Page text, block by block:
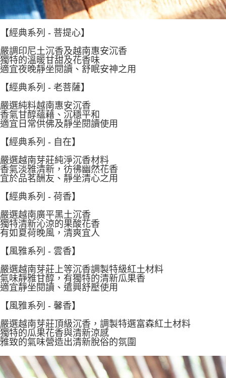
【經典系列 - 菩提心】
嚴調印尼土沉香及越南惠安沉香
獨特的溫暖甘甜及花香味
適宜夜晚靜坐閱讀、舒眠安神之用
【經典系列 - 老菩薩】
嚴選純料越南惠安沉香
香氣甘醇蘊藉、沉穩平和
適宜日常供佛及靜坐閱讀使用
【經典系列 - 自在】
嚴選越南芽莊純淨沉香材料
香氣淡雅清新，彷彿幽然花香
宜於品茗酬友、靜坐清心之用
【經典系列 - 荷香】
嚴選越南廣平黑土沉香
獨特清新沁涼的果酸花香
有如夏荷晚風，清爽宜人
【風雅系列 - 雲香】
嚴選越南芽莊上等沉香調製特級紅土材料
氣味靜雅甘醇，有獨特的清新瓜果香
適宜靜坐閱讀、遣興舒壓使用
【風雅系列 - 馨香】
嚴選越南芽莊頂級沉香，調製特選富森紅土材料
獨特的瓜果花香與清新涼感
雅致的氣味營造出清新脫俗的氛圍